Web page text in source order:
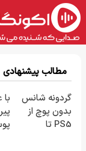
مطالب پیشنهادی
گردونه شانس
بدون پوچ از
PS5 تا